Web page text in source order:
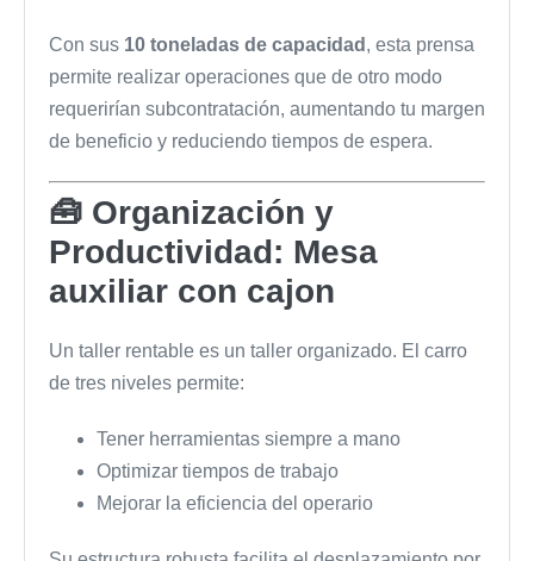
Con sus 10 toneladas de capacidad , esta prensa
permite realizar operaciones que de otro modo
requerirían subcontratación, aumentando tu margen
de beneficio y reduciendo tiempos de espera.
🧰 Organización y
Productividad: Mesa
auxiliar con cajon
Un taller rentable es un taller organizado. El carro
de tres niveles permite:
Tener herramientas siempre a mano
Optimizar tiempos de trabajo
Mejorar la eficiencia del operario